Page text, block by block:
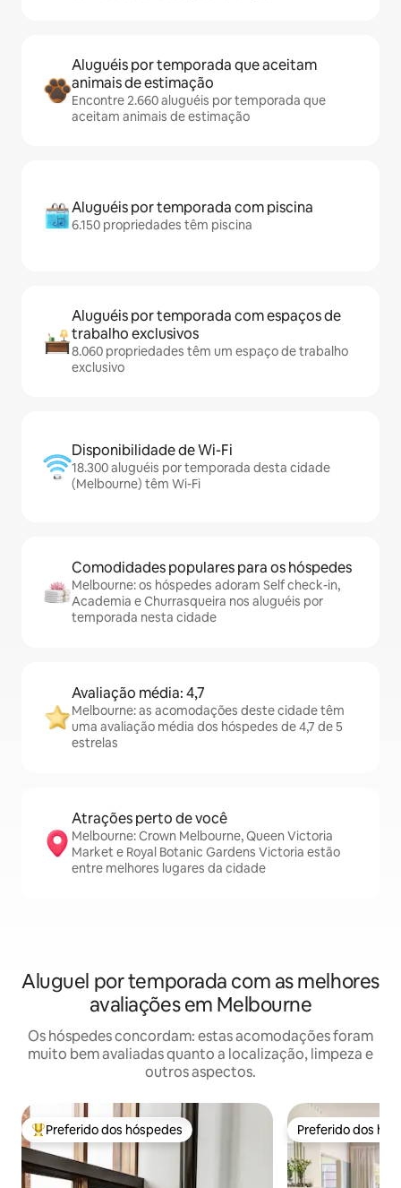
Aluguéis por temporada que aceitam
animais de estimação
Encontre 2.660 aluguéis por temporada que
aceitam animais de estimação
Aluguéis por temporada com piscina
6.150 propriedades têm piscina
Aluguéis por temporada com espaços de
trabalho exclusivos
8.060 propriedades têm um espaço de trabalho
exclusivo
Disponibilidade de Wi-Fi
18.300 aluguéis por temporada desta cidade
(Melbourne) têm Wi-Fi
Comodidades populares para os hóspedes
Melbourne: os hóspedes adoram Self check-in,
Academia e Churrasqueira nos aluguéis por
temporada nesta cidade
Avaliação média: 4,7
Melbourne: as acomodações deste cidade têm
uma avaliação média dos hóspedes de 4,7 de 5
estrelas
Atrações perto de você
Melbourne: Crown Melbourne, Queen Victoria
Market e Royal Botanic Gardens Victoria estão
entre melhores lugares da cidade
Aluguel por temporada com as melhores
avaliações em Melbourne
Os hóspedes concordam: estas acomodações foram
muito bem avaliadas quanto a localização, limpeza e
outros aspectos.
Entre os melhores preferidos dos hóspedes
Preferido dos hóspedes Preferido dos
Preferido dos